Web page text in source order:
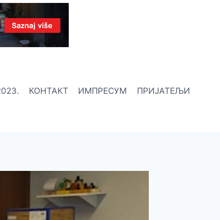
КОНТАКТ ИМПРЕСУМ ПРИЈАТЕЉИ